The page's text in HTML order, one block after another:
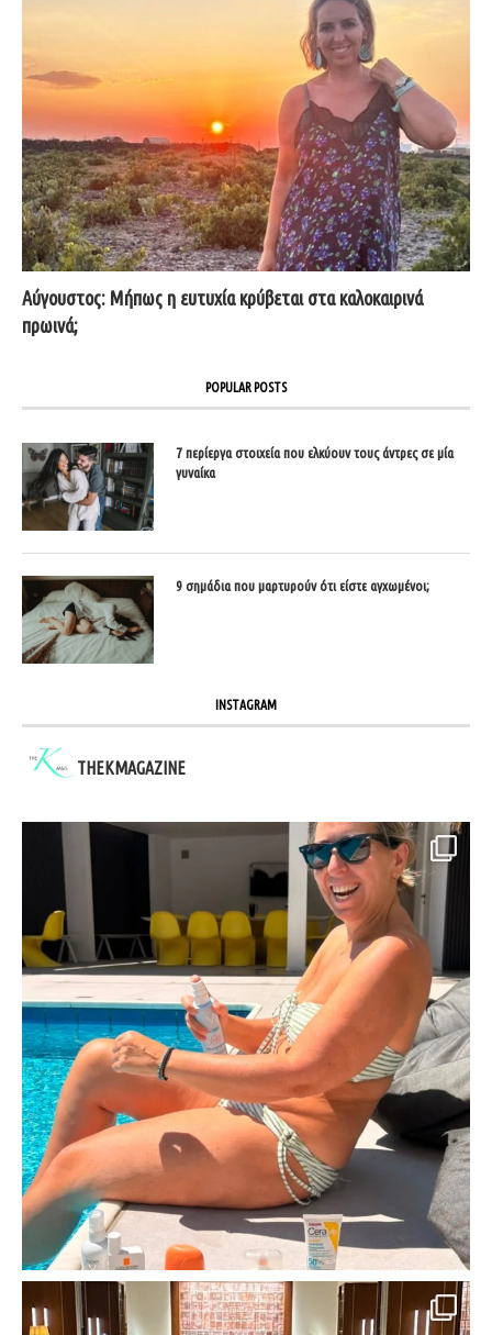
Αύγουστος: Μήπως η ευτυχία κρύβεται στα καλοκαιρινά
πρωινά;
POPULAR POSTS
7 περίεργα στοιχεία που ελκύουν τους άντρες σε μία
γυναίκα
9 σημάδια που μαρτυρούν ότι είστε αγχωμένοι;
INSTAGRAM
THEKMAGAZINE